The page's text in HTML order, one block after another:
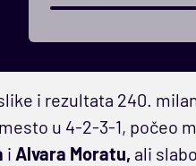
i rezultata 240.
u 4-2-3-1, počeo
i Alvara Moratu, ali